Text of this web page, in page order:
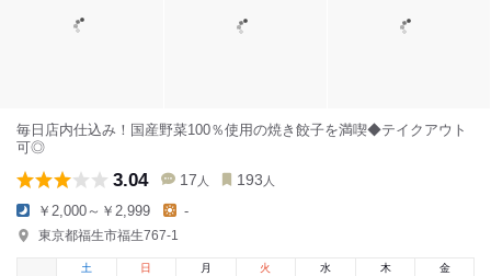
毎日店内仕込み！国産野菜100％使用の焼き餃子を満喫◆テイクアウト
可◎
3.04 17 人 193 人
￥2,000～￥2,999 -
東京都福生市福生767-1
土
日 月 火 水 木 金